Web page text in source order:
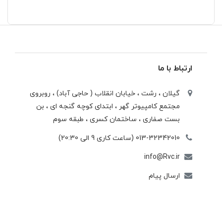
ارتباط با ما
گیلان ، رشت ، خيابان انقلاب ( حاجی آباد) ، روبروی
مجتمع كامپيوتر گهر ، ابتدای كوچه گنجه ای ، بن
بست صفاری ، ساختمان كسری ، طبقه سوم
013-32342010 (ساعت کاری 9 الی 20:30)
info@Rvc.ir
ارسال پیام